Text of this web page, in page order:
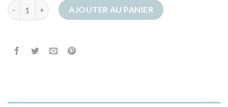
quantité de chausson homme isotoner
AJOUTER AU PANIER